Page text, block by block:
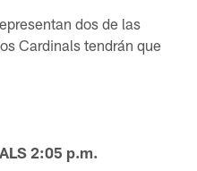
dos de las
Cardinals tendrán que
2:05 p.m.